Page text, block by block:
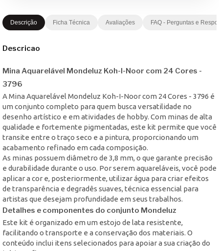
Descrição Ficha Técnica Avaliações FAQ - Perguntas e
Descricao
Mina Aquarelável Mondeluz Koh-I-Noor com 24 Cores -
3796
A Mina Aquarelável Mondeluz Koh-I-Noor com 24 Cores - 3796 é
um conjunto completo para quem busca versatilidade no
desenho artístico e em atividades de hobby. Com minas de alta
qualidade e fortemente pigmentadas, este kit permite que você
transite entre o traço seco e a pintura, proporcionando um
acabamento refinado em cada composição.
As minas possuem diâmetro de 3,8 mm, o que garante precisão
e durabilidade durante o uso. Por serem aquareláveis, você pode
aplicar a cor e, posteriormente, utilizar água para criar efeitos
de transparência e degradês suaves, técnica essencial para
artistas que desejam profundidade em seus trabalhos.
Detalhes e componentes do conjunto Mondeluz
Este kit é organizado em um estojo de lata resistente,
facilitando o transporte e a conservação dos materiais. O
conteúdo inclui itens selecionados para apoiar a sua criação do